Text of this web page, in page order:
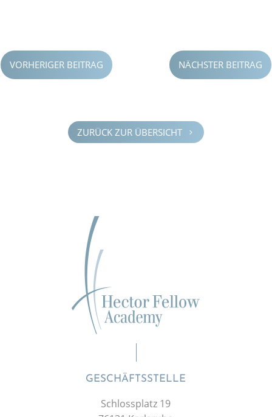
VORHERIGER BEITRAG NÄCHSTER BEITRAG
ZURÜCK ZUR ÜBERSICHT 5
GESCHÄFTSSTELLE
Schlossplatz 19